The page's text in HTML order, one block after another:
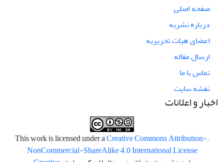
صفحه اصلی
درباره نشریه
اعضای هیات تحریریه
ارسال مقاله
تماس با ما
نقشه سایت
اخبار و اعلانات
.This work is licensed under a
Creative Commons Attribution-
NonCommercial-ShareAlike 4.0 International License